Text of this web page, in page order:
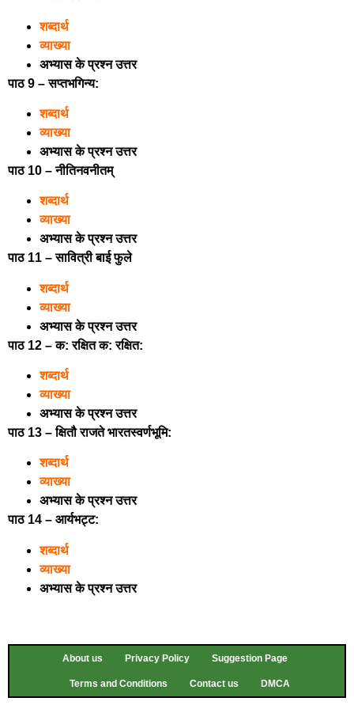
शब्दार्थ
व्याख्या
अभ्यास के प्रश्न उत्तर
पाठ 9 – सप्तभगिन्य:
शब्दार्थ
व्याख्या
अभ्यास के प्रश्न उत्तर
पाठ 10 – नीतिनवनीतम्
शब्दार्थ
व्याख्या
अभ्यास के प्रश्न उत्तर
पाठ 11 – सावित्री बाई फुले
शब्दार्थ
व्याख्या
अभ्यास के प्रश्न उत्तर
पाठ 12 – क: रक्षित क: रक्षित:
शब्दार्थ
व्याख्या
अभ्यास के प्रश्न उत्तर
पाठ 13 – क्षितौ राजते भारतस्वर्णभूमि:
शब्दार्थ
व्याख्या
अभ्यास के प्रश्न उत्तर
पाठ 14 – आर्यभट्ट:
शब्दार्थ
व्याख्या
अभ्यास के प्रश्न उत्तर
About us Privacy Policy Suggestion Page
Terms and Conditions Contact us DMCA